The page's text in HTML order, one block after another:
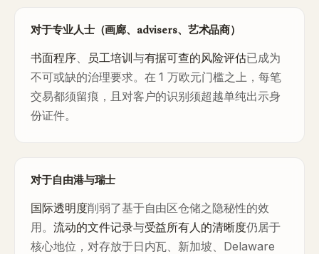
对于专业人士（画廊、advisers、艺术品商）
书面程序、 员工培训 与有据可查的风险评估已成为
不可或缺的治理要求。在 1 万欧元门槛之上，每笔
交易都须留痕，且对客户的识别须超越单纯出示身
份证件。
对于自由港与瑞士
国际透明度削弱了基于自由区仓储之隐秘性的效
用。 流动的文件记录与受益所有人的清晰度仍居于
核心地位，对存放于日内瓦、新加坡、Delaware